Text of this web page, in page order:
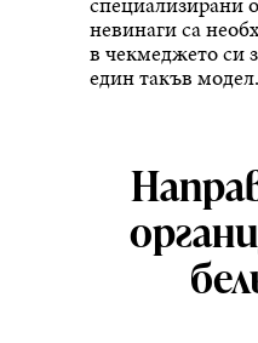
невинаги са
в чекмеджето си
един такъв модел.